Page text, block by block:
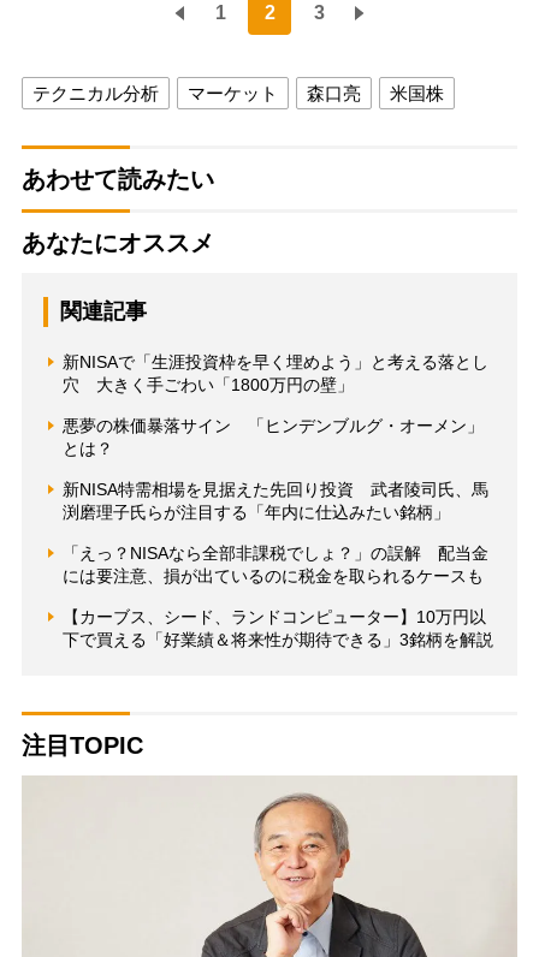
1 2 3
テクニカル分析 マーケット 森口亮 米国株
あわせて読みたい
あなたにオススメ
関連記事
新NISAで「生涯投資枠を早く埋めよう」と考える落とし
穴 大きく手ごわい「1800万円の壁」
悪夢の株価暴落サイン 「ヒンデンブルグ・オーメン」
とは？
新NISA特需相場を見据えた先回り投資 武者陵司氏、馬
渕磨理子氏らが注目する「年内に仕込みたい銘柄」
「えっ？NISAなら全部非課税でしょ？」の誤解 配当金
には要注意、損が出ているのに税金を取られるケースも
【カーブス、シード、ランドコンピューター】10万円以
下で買える「好業績＆将来性が期待できる」3銘柄を解説
注目TOPIC